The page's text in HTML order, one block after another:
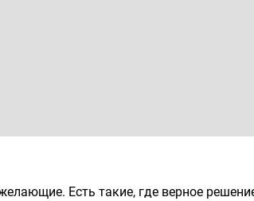
Есть такие, где верное